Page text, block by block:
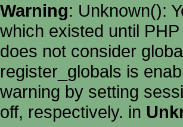
Warning: Unknown():
which existed until
does not consider
register_globals is
warning by setting
off, respectively. in